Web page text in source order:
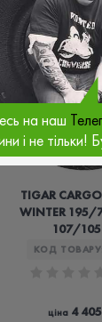
TIGAR
WINTER 195/
107/
КОД ТОВАРУ:
ціна4
на наш
і не тільки!